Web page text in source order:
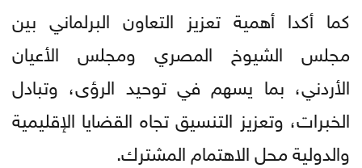
كما أكدا أهمية تعزيز التعاون البرلماني بين
مجلس الشيوخ المصري ومجلس الأعيان
الأردني، بما يسهم في توحيد الرؤى، وتبادل
الخبرات، وتعزيز التنسيق تجاه القضايا الإقليمية
والدولية محل الاهتمام المشترك.